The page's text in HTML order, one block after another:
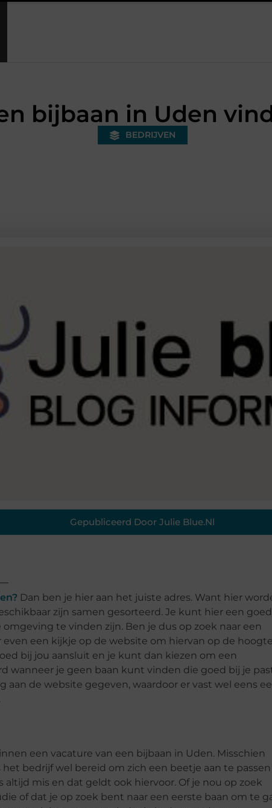
warehouse in Nederland en waarom wordt het steeds
bijbaan in Uden
BEDRIJVEN
Gepubliceerd Door Julie Blue.nl
Dan ben je hier aan het juiste adres. Want hier
zijn samen gesorteerd. Je kunt hier een goed
te vinden zijn. Ben je dus op zoek naar een
een kijkje op de website om hiervan op de
bij jou aansluit en je kunt dan kiezen om een
wanneer je geen baan kunt vinden die goed bij je
de website gegeven, waardoor er vast wel eens
een vacature van een bijbaan in Uden. Misschien
bedrijf wel bereid om zich een beetje aan te passen
mis en dat geldt ook hiervoor. Of je nou op zoek
of dat je op zoek bent naar een eerste baan om te